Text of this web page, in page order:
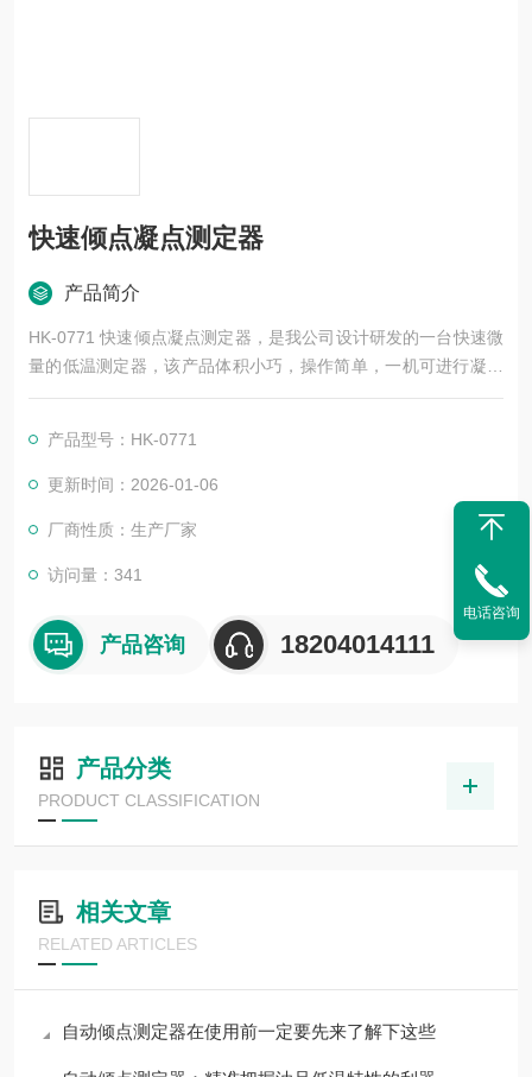
快速倾点凝点测定器
产品简介
HK-0771 快速倾点凝点测定器，是我公司设计研发的一台快速微
量的低温测定器，该产品体积小巧，操作简单，一机可进行凝点
和倾点两种试验的测定，结果精度符合GB/T 3535和GB/T 510实
产品型号：HK-0771
更新时间：2026-01-06
厂商性质：生产厂家
访问量：341
产品咨询 18204014111
产品分类
PRODUCT CLASSIFICATION
相关文章
RELATED ARTICLES
自动倾点测定器在使用前一定要先来了解下这些
电话咨询